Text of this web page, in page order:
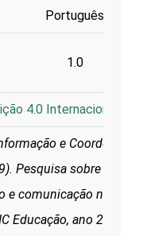
Português
1.0
4.0 Internacional (CC
e
Pesquisa sobre o uso
e comunicação nas
Educação, ano 2018.